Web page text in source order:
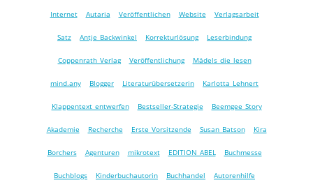
Internet Autaria Veröffentlichen Website Verlagsarbeit
Satz Antje Backwinkel Korrekturlösung Leserbindung
Coppenrath Verlag Veröffentlichung Mädels die lesen
mind.any Blogger Literaturübersetzerin Karlotta Lehnert
Klappentext entwerfen Bestseller-Strategie Beemgee Story
Akademie Recherche Erste Vorsitzende Susan Batson Kira
Borchers Agenturen mikrotext EDITION ABEL Buchmesse
Buchblogs Kinderbuchautorin Buchhandel Autorenhilfe